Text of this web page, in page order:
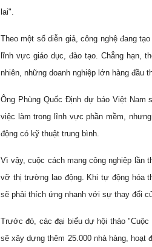
lai".
Theo một số diễn giả, công nghệ đang
lĩnh vực giáo dục, đào tạo. Chẳng hạn,
nhiên, những doanh nghiệp lớn hàng đầu
Ông Phùng Quốc Định dự báo Việt Nam
việc làm trong lĩnh vực phần mềm,
động có kỹ thuật trung bình.
Vì vậy, cuộc cách mạng công nghiệp lần
vỡ thị trường lao động. Khi tự động hóa
sẽ phải thích ứng nhanh với sự thay đổi
Trước đó, các đại biểu dự hội thảo "Cuộc
sẽ xây dựng thêm 25.000 nhà hàng, hoạt